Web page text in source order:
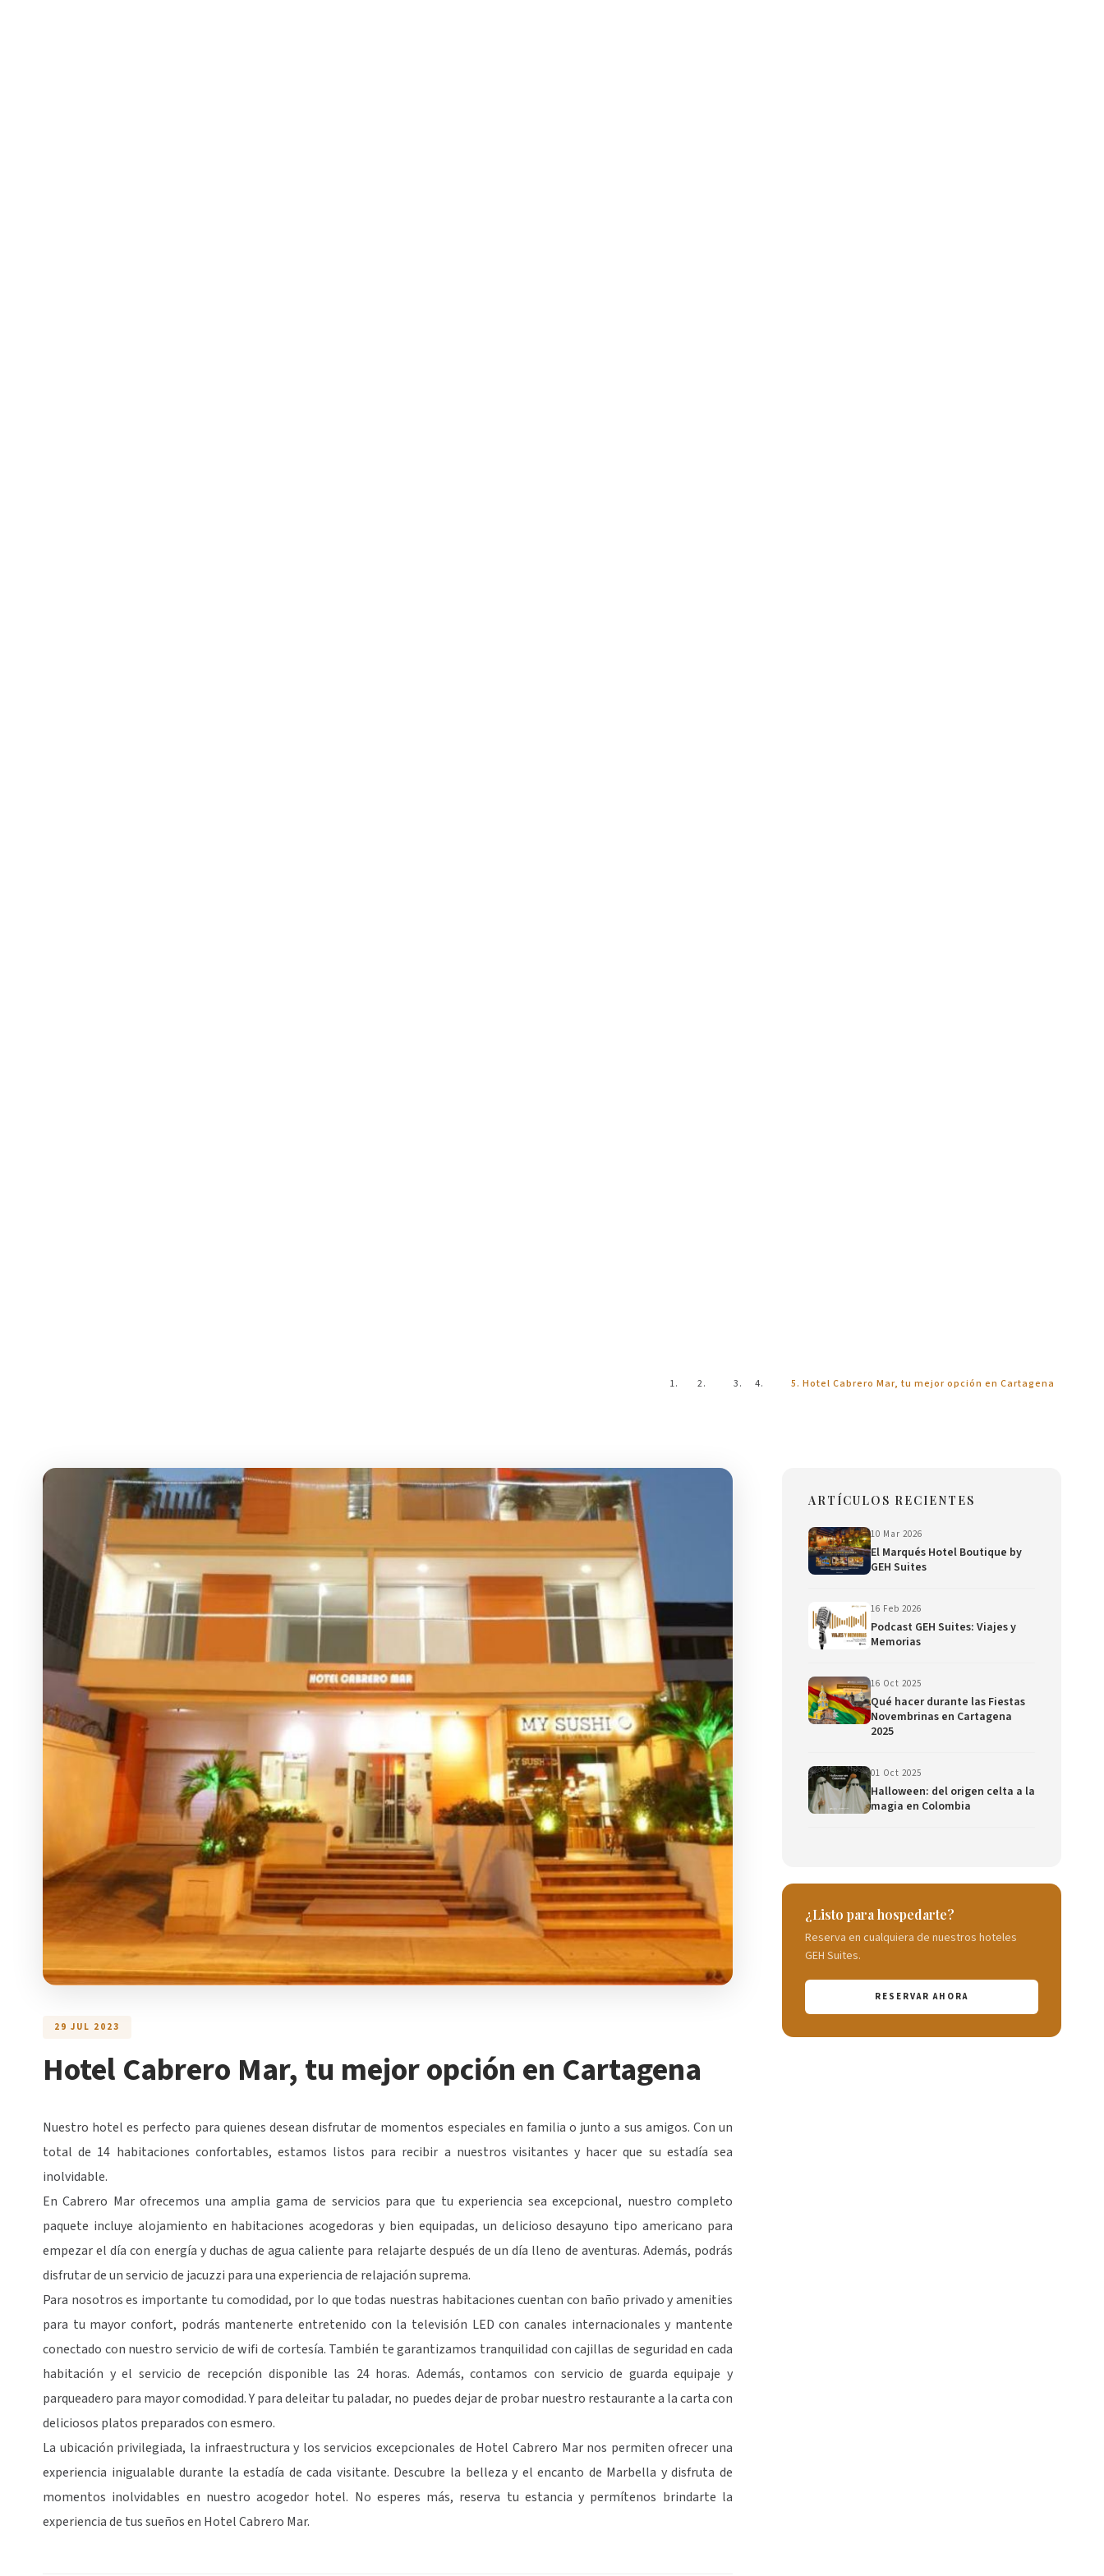
Inicio Blog Hotel Cabrero Mar, tu mejor opción en Cartagena
29 JUL 2023
Hotel Cabrero Mar, tu mejor opción en Cartagena
Nuestro hotel es perfecto para quienes desean disfrutar de momentos especiales en familia o junto a sus amigos. Con un
total de 14 habitaciones confortables, estamos listos para recibir a nuestros visitantes y hacer que su estadía sea
inolvidable.
En Cabrero Mar ofrecemos una amplia gama de servicios para que tu experiencia sea excepcional, nuestro completo
paquete incluye alojamiento en habitaciones acogedoras y bien equipadas, un delicioso desayuno tipo americano para
empezar el día con energía y duchas de agua caliente para relajarte después de un día lleno de aventuras. Además, podrás
disfrutar de un servicio de jacuzzi para una experiencia de relajación suprema.
Para nosotros es importante tu comodidad, por lo que todas nuestras habitaciones cuentan con baño privado y amenities
para tu mayor confort, podrás mantenerte entretenido con la televisión LED con canales internacionales y mantente
conectado con nuestro servicio de wifi de cortesía. También te garantizamos tranquilidad con cajillas de seguridad en cada
habitación y el servicio de recepción disponible las 24 horas. Además, contamos con servicio de guarda equipaje y
parqueadero para mayor comodidad. Y para deleitar tu paladar, no puedes dejar de probar nuestro restaurante a la carta con
deliciosos platos preparados con esmero.
La ubicación privilegiada, la infraestructura y los servicios excepcionales de Hotel Cabrero Mar nos permiten ofrecer una
experiencia inigualable durante la estadía de cada visitante. Descubre la belleza y el encanto de Marbella y disfruta de
momentos inolvidables en nuestro acogedor hotel. No esperes más, reserva tu estancia y permítenos brindarte la
experiencia de tus sueños en Hotel Cabrero Mar.
ARTÍCULOS RECIENTES
10 Mar 2026
El Marqués Hotel Boutique by
GEH Suites
16 Feb 2026
Podcast GEH Suites: Viajes y
Memorias
16 Oct 2025
Qué hacer durante las Fiestas
Novembrinas en Cartagena
2025
01 Oct 2025
Halloween: del origen celta a la
magia en Colombia
¿Listo para hospedarte?
Reserva en cualquiera de nuestros hoteles
GEH Suites.
RESERVAR AHORA